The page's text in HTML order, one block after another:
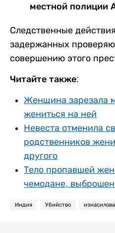
местной полиции
Следственные
задержанных
совершению этого
Читайте также:
Женщина зарезала
жениться на ней
Невеста отменила
родственников
другого
Тело пропавшей
чемодане,
Индия Убийство